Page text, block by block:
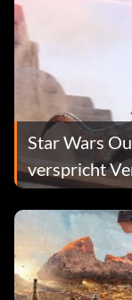
Star Wars
verspricht